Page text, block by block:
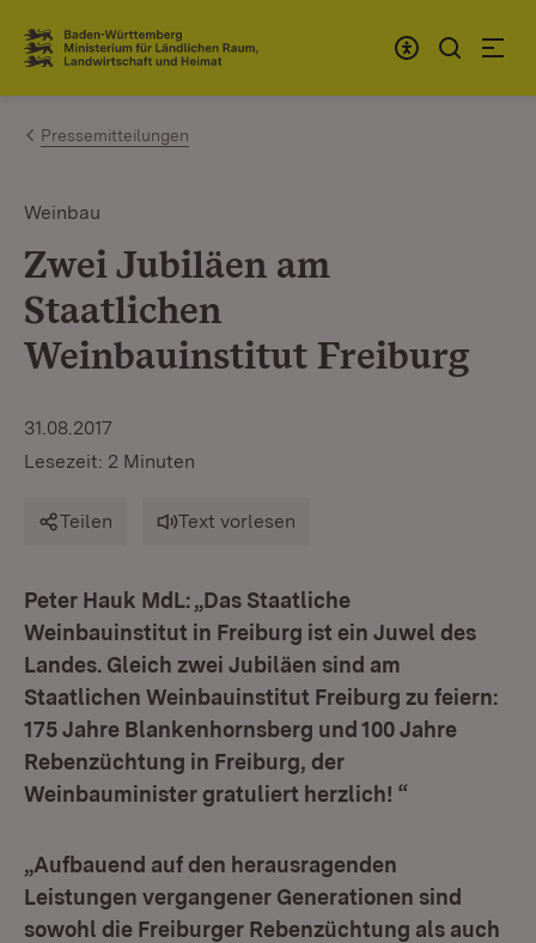
Zum Inhalt springen
Link zur Startseite
Pressemitteilungen
Weinbau
Zwei Jubiläen am
Staatlichen
Weinbauinstitut Freiburg
31.08.2017
Lesezeit: 2 Minuten
Teilen Text vorlesen
Peter Hauk MdL: „Das Staatliche
Weinbauinstitut in Freiburg ist ein Juwel des
Landes. Gleich zwei Jubiläen sind am
Staatlichen Weinbauinstitut Freiburg zu feiern:
175 Jahre Blankenhornsberg und 100 Jahre
Rebenzüchtung in Freiburg, der
Weinbauminister gratuliert herzlich! “
„Aufbauend auf den herausragenden
Leistungen vergangener Generationen sind
sowohl die Freiburger Rebenzüchtung als auch